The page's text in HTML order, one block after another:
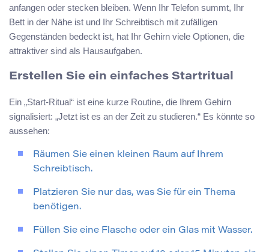
anfangen oder stecken bleiben. Wenn Ihr Telefon summt, Ihr
Bett in der Nähe ist und Ihr Schreibtisch mit zufälligen
Gegenständen bedeckt ist, hat Ihr Gehirn viele Optionen, die
attraktiver sind als Hausaufgaben.
Erstellen Sie ein einfaches Startritual
Ein „Start-Ritual“ ist eine kurze Routine, die Ihrem Gehirn
signalisiert: „Jetzt ist es an der Zeit zu studieren.“ Es könnte so
aussehen:
Räumen Sie einen kleinen Raum auf Ihrem
Schreibtisch.
Platzieren Sie nur das, was Sie für ein Thema
benötigen.
Füllen Sie eine Flasche oder ein Glas mit Wasser.